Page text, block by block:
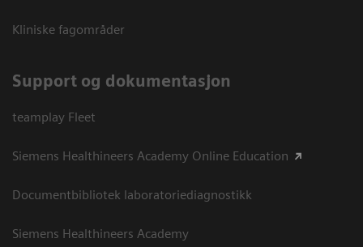
Kliniske fagområder
Support og dokumentasjon
teamplay Fleet
Siemens Healthineers Academy Online Education
Documentbibliotek laboratoriediagnostikk
Siemens Healthineers Academy